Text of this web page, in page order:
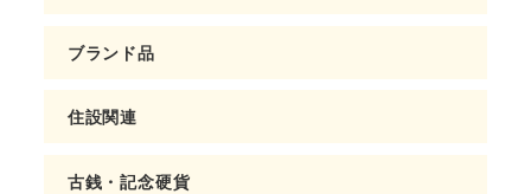
ブランド品
住設関連
古銭・記念硬貨